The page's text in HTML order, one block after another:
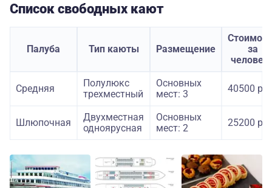
Список свободных кают
Палуба Тип каюты Размещение
за
Средняя
Полулюкс
трехместный
Основных
мест: 3
40500
Шлюпочная
Двухместная
одноярусная
Основных
мест: 2
25200